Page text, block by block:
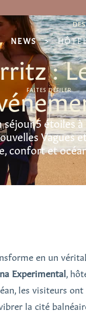
:
séjour 5 étoiles
Vagues
confort et
NEWS >
FAITES DÉFILER
en un
Experimental,
les visiteurs
la cité